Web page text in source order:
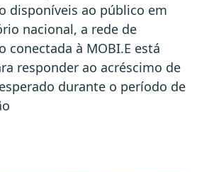
disponíveis ao público em
nacional, a rede de
conectada à MOBI.E está
responder ao acréscimo de
durante o período de